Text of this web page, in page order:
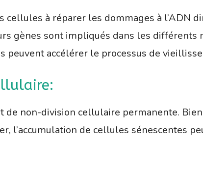
cellules à réparer les dommages à l’ADN
gènes sont impliqués dans les différents
peuvent accélérer le processus de
de non-division cellulaire permanente.
l’accumulation de cellules sénescentes